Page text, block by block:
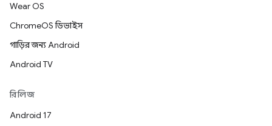
Wear OS
ChromeOS ডিভাইস
গাড়ির জন্য Android
Android TV
রিলিজ
Android 17